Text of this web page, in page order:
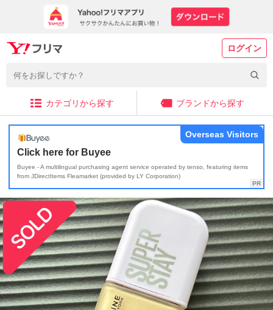
ログイン
カテゴリから探す ブランドから探す
Click here for Buyee
Buyee - A multilingual purchasing agent service operated by tenso, featuring items
from JDirectItems Fleamarket (provided by LY Corporation)
Overseas Visitors